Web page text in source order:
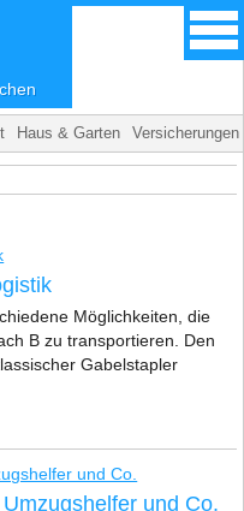
Haus & Garten Versicherungen
Möglichkeiten, die
B zu transportieren. Den
Gabelstapler
und Co.